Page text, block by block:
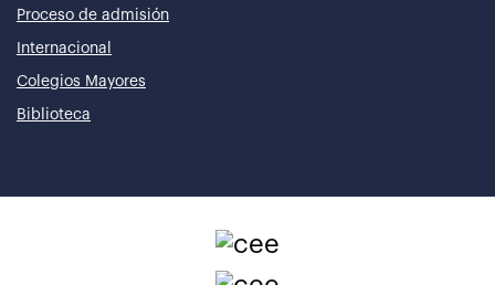
Proceso de admisión
Internacional
Colegios Mayores
Biblioteca